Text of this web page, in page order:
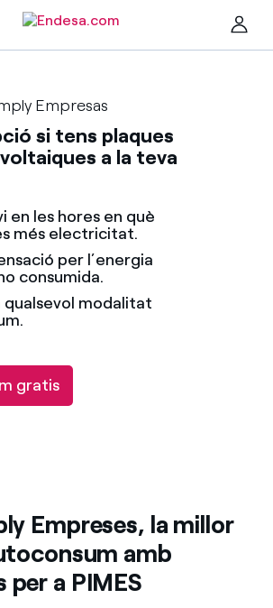
que més et convé
que estalviïs, et descomptem un
per canviar de companyia?
i Pymes
comunitats de propietaris?
Empresas
si tens plaques
a la teva
en les hores en què
més electricitat.
per l’energia
consumida.
qualsevol modalitat
gratis
Empreses, la millor
amb
a PIMES